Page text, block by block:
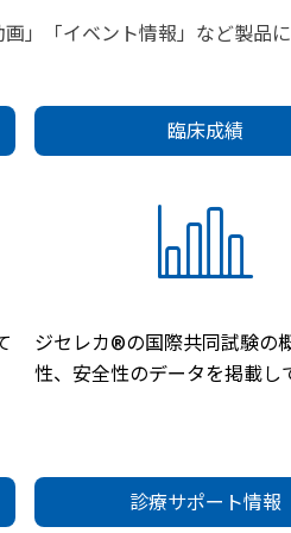
」「イベント情報」など製品
臨床成績
ジセレカ®の国際共同試験の
性、安全性のデータを掲載し
診療サポート情報